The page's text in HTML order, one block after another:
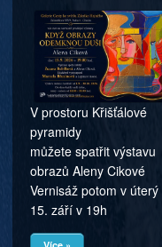
V prostoru Křišťálové
pyramidy
můžete spatřit výstavu
obrazů Aleny Cikové
Vernisáž potom v úterý
15. září v 19h